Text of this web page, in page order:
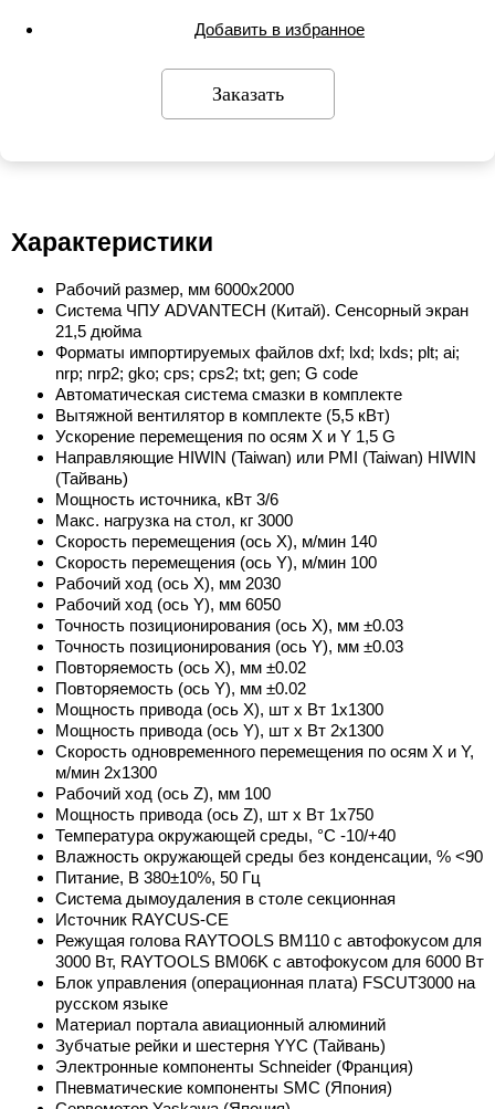
Добавить в избранное
Заказать
Характеристики
Рабочий размер, мм 6000х2000
Система ЧПУ ADVANTECH (Китай). Сенсорный экран
21,5 дюйма
Форматы импортируемых файлов dxf; lxd; lxds; plt; ai;
nrp; nrp2; gko; cps; cps2; txt; gen; G code
Автоматическая система смазки в комплекте
Вытяжной вентилятор в комплекте (5,5 кВт)
Ускорение перемещения по осям X и Y 1,5 G
Направляющие HIWIN (Taiwan) или PMI (Taiwan) HIWIN
(Тайвань)
Мощность источника, кВт 3/6
Макс. нагрузка на стол, кг 3000
Скорость перемещения (ось Х), м/мин 140
Скорость перемещения (ось Y), м/мин 100
Рабочий ход (ось Х), мм 2030
Рабочий ход (ось Y), мм 6050
Точность позиционирования (ось Х), мм ±0.03
Точность позиционирования (ось Y), мм ±0.03
Повторяемость (ось Х), мм ±0.02
Повторяемость (ось Y), мм ±0.02
Мощность привода (ось Х), шт х Вт 1х1300
Мощность привода (ось Y), шт х Вт 2х1300
Скорость одновременного перемещения по осям X и Y,
м/мин 2х1300
Рабочий ход (ось Z), мм 100
Мощность привода (ось Z), шт х Вт 1х750
Температура окружающей среды, °C -10/+40
Влажность окружающей среды без конденсации, % <90
Питание, В 380±10%, 50 Гц
Система дымоудаления в столе секционная
Источник RAYCUS-CE
Режущая голова RAYTOOLS BM110 с автофокусом для
3000 Вт, RAYTOOLS BM06K с автофокусом для 6000 Вт
Блок управления (операционная плата) FSCUT3000 на
русском языке
Материал портала авиационный алюминий
Зубчатые рейки и шестерня YYC (Тайвань)
Электронные компоненты Schneider (Франция)
Пневматические компоненты SMC (Япония)